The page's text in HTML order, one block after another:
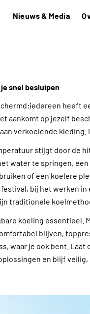
Nieuws & Media
snel besluipen
iedereen heeft
aankomt op jezelf
verkoelende kleding.
stijgt door de
water te springen,
of een koelere
bij het werken
traditionele
koeling essentieel.
blijven,
waar je ook bent. Laat
en blijf veilig,